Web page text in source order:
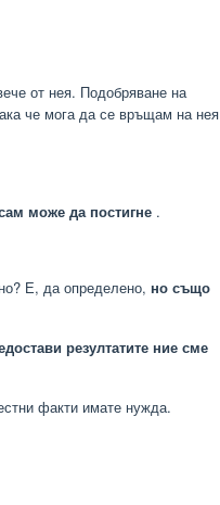
от нея. Подобряване на
че мога да се връщам на нея
може да постигне .
Е, да определено, но също
резултатите ние сме
факти имате нужда.